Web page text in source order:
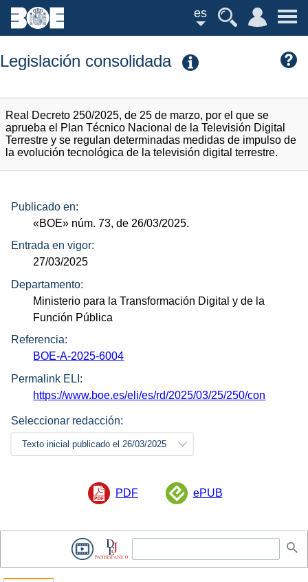
es
Legislación consolidada
Real Decreto 250/2025, de 25 de marzo, por el que se
aprueba el Plan Técnico Nacional de la Televisión Digital
Terrestre y se regulan determinadas medidas de impulso de
la evolución tecnológica de la televisión digital terrestre.
Publicado en:
«BOE» núm. 73, de 26/03/2025.
Entrada en vigor:
27/03/2025
Departamento:
Ministerio para la Transformación Digital y de la
Función Pública
Referencia:
BOE-A-2025-6004
Permalink ELI:
https://www.boe.es/eli/es/rd/2025/03/25/250/con
Seleccionar redacción:
Texto inicial publicado el 26/03/2025
PDF ePUB